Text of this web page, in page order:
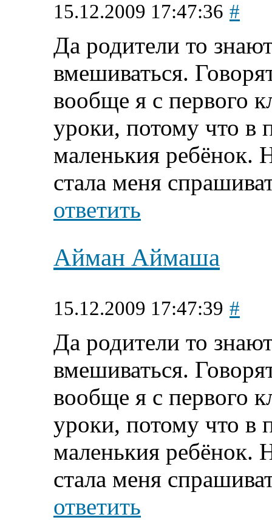
15.12.2009 17:47:36 #
Да родители то
вмешиваться.
вообще я с первого
уроки, потому что в
маленькия ребёнок.
стала меня
ответить
Айман Аймаша
15.12.2009 17:47:39 #
Да родители то
вмешиваться.
вообще я с первого
уроки, потому что в
маленькия ребёнок.
стала меня
ответить